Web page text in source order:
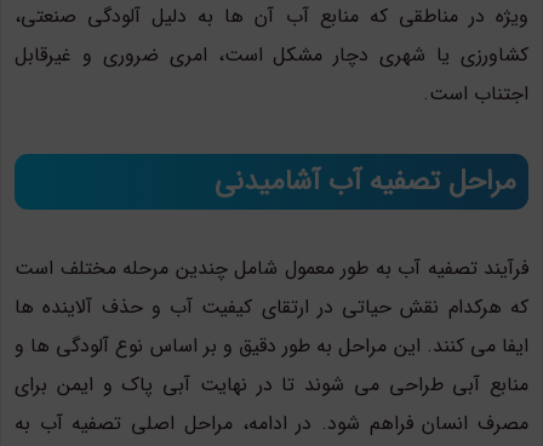
ویژه در مناطقی که منابع آب آن ها به دلیل آلودگی صنعتی،
کشاورزی یا شهری دچار مشکل است، امری ضروری و غیرقابل
اجتناب است.
مراحل تصفیه آب آشامیدنی
فرآیند تصفیه آب به طور معمول شامل چندین مرحله مختلف است
که هرکدام نقش حیاتی در ارتقای کیفیت آب و حذف آلاینده ها
ایفا می کنند. این مراحل به طور دقیق و بر اساس نوع آلودگی ها و
منابع آبی طراحی می شوند تا در نهایت آبی پاک و ایمن برای
مصرف انسان فراهم شود. در ادامه، مراحل اصلی تصفیه آب به